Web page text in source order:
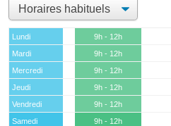
Lundi 9h - 12h
Mardi
9h - 12h
Mercredi
9h - 12h
Jeudi
9h - 12h
Vendredi
9h - 12h
Samedi
9h - 12h